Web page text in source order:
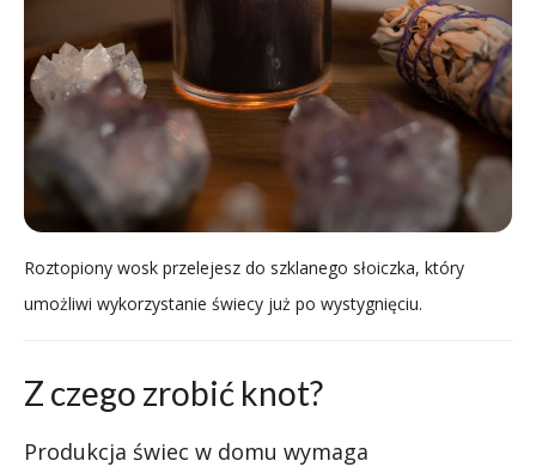
Roztopiony wosk przelejesz do szklanego słoiczka, który
umożliwi wykorzystanie świecy już po wystygnięciu.
Z czego zrobić knot?
Produkcja świec w domu wymaga